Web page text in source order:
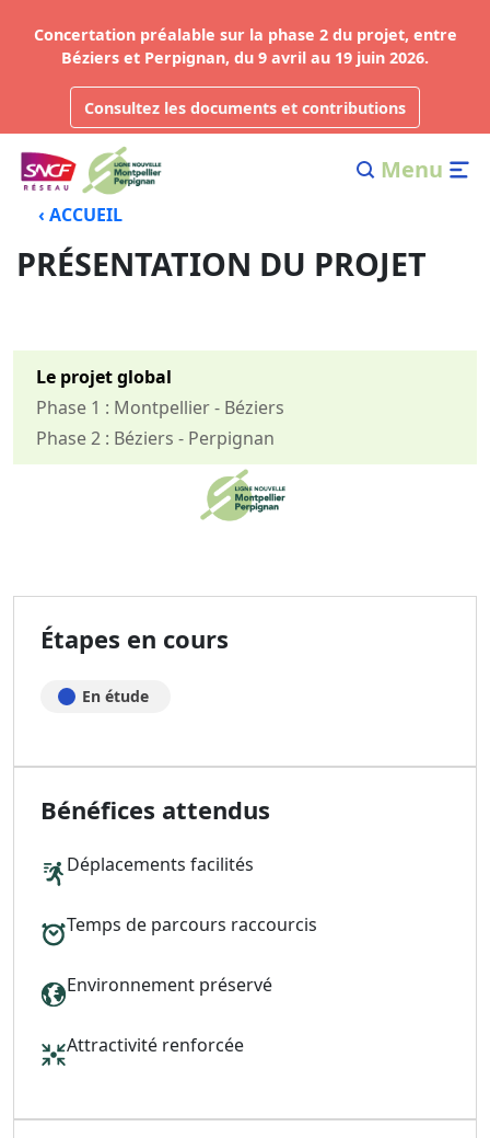
Concertation préalable sur la phase 2 du projet, entre
Béziers et Perpignan, du 9 avril au 19 juin 2026.
Consultez les documents et contributions
Menu
‹ ACCUEIL
PRÉSENTATION DU PROJET
Le projet global
Phase 1 : Montpellier - Béziers
Phase 2 : Béziers - Perpignan
Étapes en cours
En étude
Bénéfices attendus
Déplacements facilités
Temps de parcours raccourcis
Environnement préservé
Attractivité renforcée